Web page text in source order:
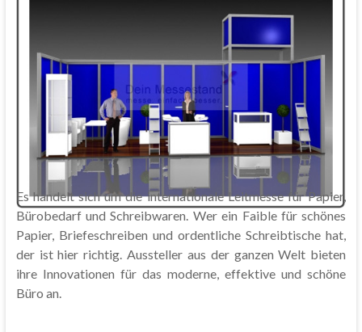
Es handelt sich um die internationale Leitmesse für Papier,
Bürobedarf und Schreibwaren. Wer ein Faible für schönes
Papier, Briefeschreiben und ordentliche Schreibtische hat,
der ist hier richtig. Aussteller aus der ganzen Welt bieten
ihre Innovationen für das moderne, effektive und schöne
Büro an.